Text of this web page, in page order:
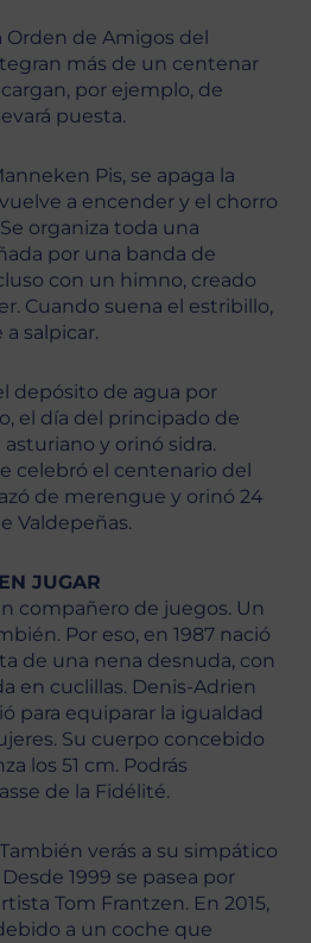
Orden de Amigos del
más de un centenar
por ejemplo, de
puesta.
Pis, se apaga la
a encender y el chorro
organiza toda una
por una banda de
con un himno, creado
Cuando suena el estribillo,
salpicar.
depósito de agua por
el día del principado de
y orinó sidra.
celebró el centenario del
de merengue y orinó 24
Valdepeñas.
JUGAR
compañero de juegos. Un
Por eso, en 1987 nació
de una nena desnuda, con
en cuclillas. Denis-Adrien
para equiparar la igualdad
Su cuerpo concebido
los 51 cm. Podrás
de la Fidélité.
verás a su simpático
1999 se pasea por
Tom Frantzen. En 2015,
a un coche que